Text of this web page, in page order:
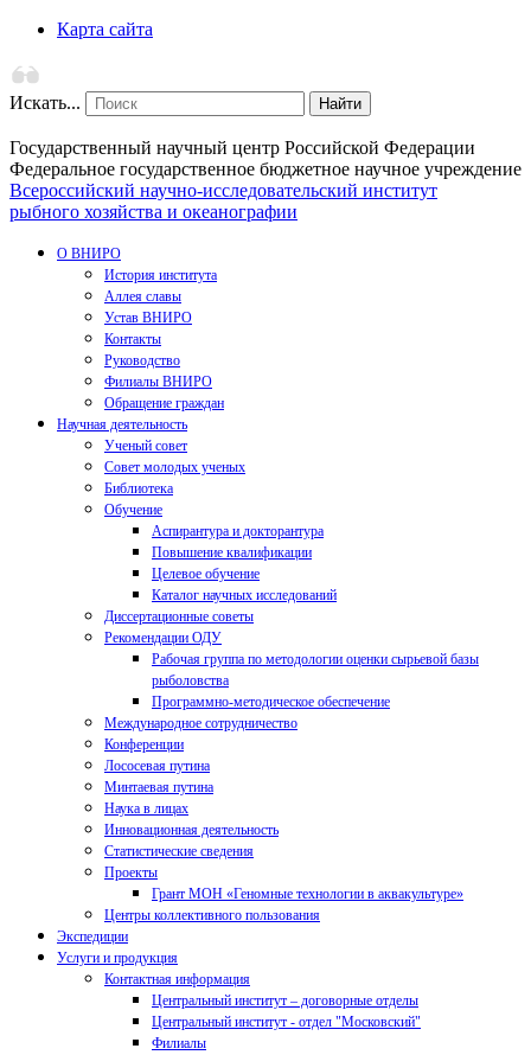
Карта сайта
Искать... Найти
Государственный научный центр Российской Федерации
Федеральное государственное бюджетное научное учреждение
Всероссийский научно-исследовательский институт
рыбного хозяйства и океанографии
О ВНИРО
История института
Аллея славы
Устав ВНИРО
Контакты
Руководство
Филиалы ВНИРО
Обращение граждан
Научная деятельность
Ученый совет
Совет молодых ученых
Библиотека
Обучение
Аспирантура и докторантура
Повышение квалификации
Целевое обучение
Каталог научных исследований
Диссертационные советы
Рекомендации ОДУ
Рабочая группа по методологии оценки сырьевой базы
рыболовства
Программно-методическое обеспечение
Международное сотрудничество
Конференции
Лососевая путина
Минтаевая путина
Наука в лицах
Инновационная деятельность
Статистические сведения
Проекты
Грант МОН «Геномные технологии в аквакультуре»
Центры коллективного пользования
Экспедиции
Услуги и продукция
Контактная информация
Центральный институт – договорные отделы
Центральный институт - отдел "Московский"
Филиалы